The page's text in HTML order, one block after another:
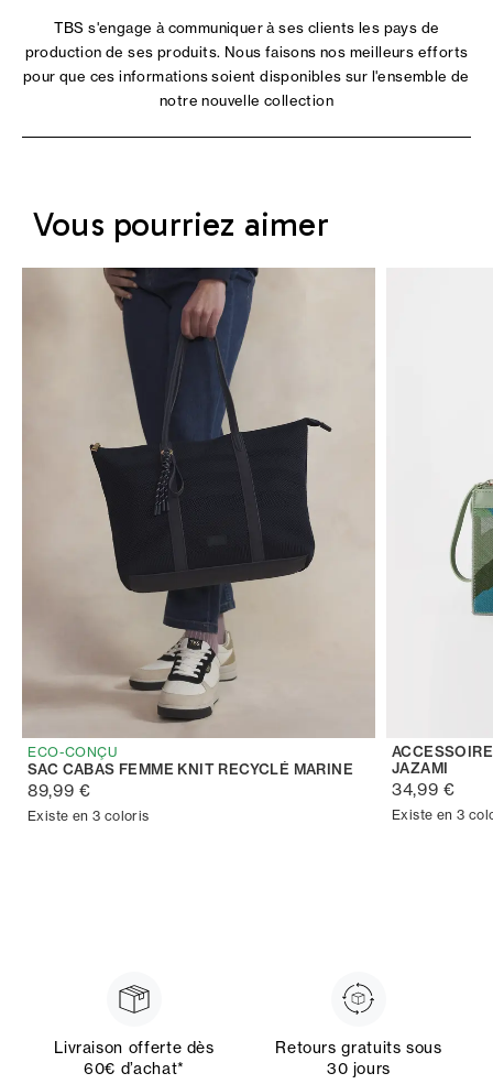
TBS s'engage à communiquer à ses clients les pays de
production de ses produits. Nous faisons nos meilleurs efforts
pour que ces informations soient disponibles sur l'ensemble de
notre nouvelle collection
Vous pourriez aimer
ECO-CONÇU
SAC CABAS FEMME KNIT RECYCLÉ MARINE
89,99 €
Existe en 3 coloris
JAZAMI
34,99 €
Existe en 3
Livraison offerte dès
60€ d’achat*
Retours gratuits sous
30 jours